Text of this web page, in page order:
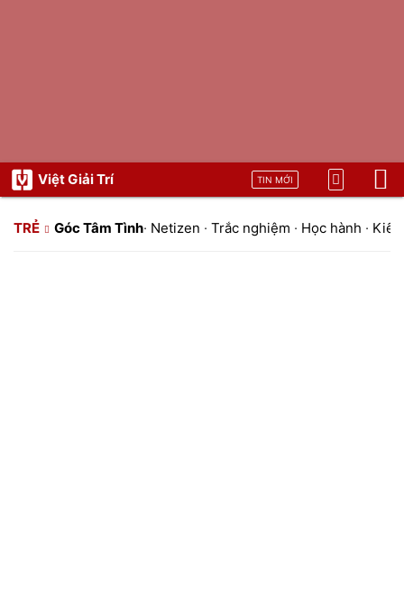
Việt Giải Trí TIN MỚI
TRẺ Góc Tâm Tình· Netizen · Trắc nghiệm · Học hành ·